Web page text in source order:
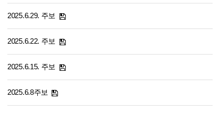
2025.6.29. 주보
2025.6.22. 주보
2025.6.15. 주보
2025.6.8주보